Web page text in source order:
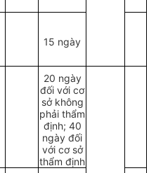
15 ngày
20 ngày
đối với cơ
sở không
phải thẩm
định; 40
ngày đối
với cơ sở
thẩm định